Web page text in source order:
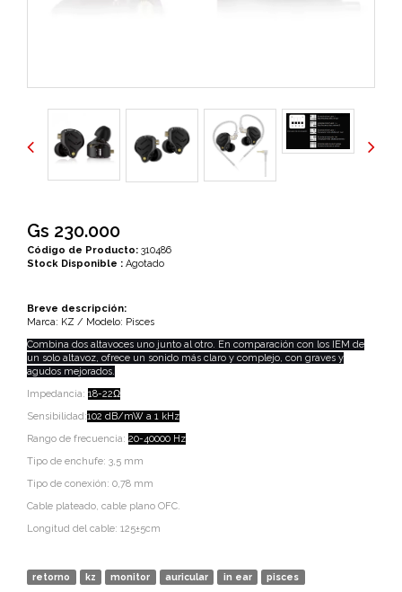
Gs 230.000
Código de Producto: 310486
Stock Disponible : Agotado
Breve descripción:
Marca: KZ / Modelo: Pisces
Combina dos altavoces uno junto al otro. En comparación con los IEM de
un solo altavoz, ofrece un sonido más claro y complejo, con graves y
agudos mejorados.
Impedancia: 18-22Ω
Sensibilidad:102 dB/mW a 1 kHz
Rango de frecuencia: 20-40000 Hz
Tipo de enchufe: 3,5 mm
Tipo de conexión: 0,78 mm
Cable plateado, cable plano OFC.
Longitud del cable: 125±5cm
retorno kz monitor auricular in ear pisces